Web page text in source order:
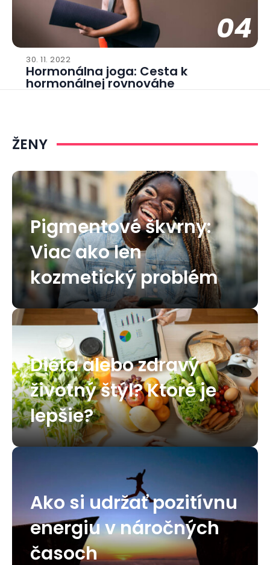
04
30. 11. 2022
Hormonálna joga: Cesta k
hormonálnej rovnováhe
ŽENY
Pigmentové škvrny:
Viac ako len
kozmetický problém
Diéta alebo zdravý
životný štýl? Ktoré je
lepšie?
Ako si udržať pozitívnu
energiu v náročných
časoch